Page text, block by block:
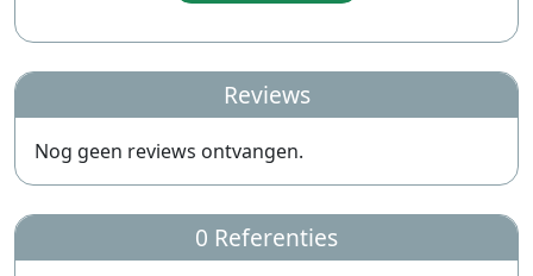
Reviews
Nog geen reviews ontvangen.
0 Referenties